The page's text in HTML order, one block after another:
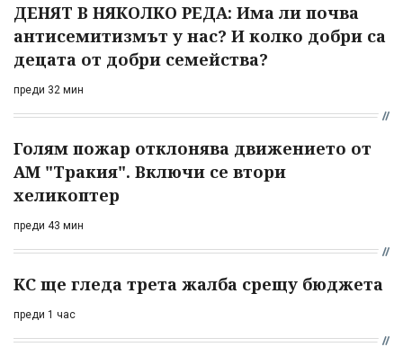
ДЕНЯТ В НЯКОЛКО РЕДА: Има ли почва
антисемитизмът у нас? И колко добри са
децата от добри семейства?
преди 32 мин
Голям пожар отклонява движението от
АМ "Тракия". Включи се втори
хеликоптер
преди 43 мин
КС ще гледа трета жалба срещу бюджета
преди 1 час